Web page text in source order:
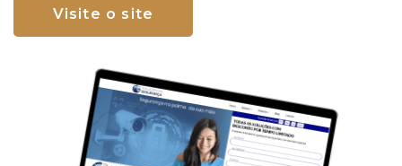
Visite o site